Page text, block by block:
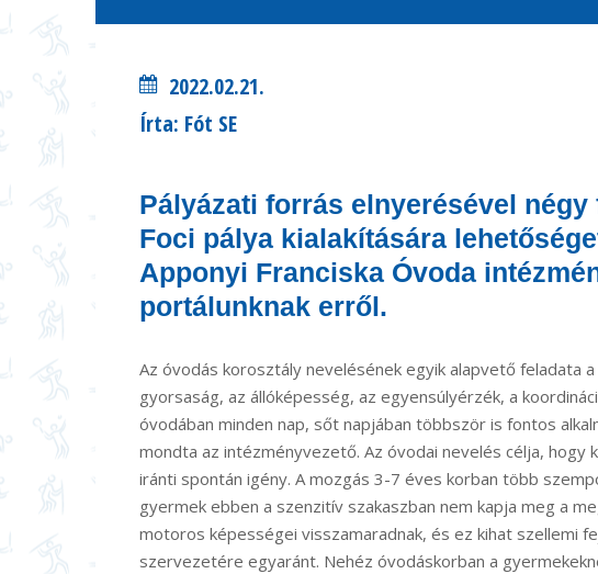
2022.02.21.
Írta: Fót SE
Pályázati forrás elnyerésével
Foci pálya kialakítására
Apponyi Franciska Óvoda
portálunknak erről.
Az óvodás korosztály nevelésének egyik alapvető feladata
gyorsaság, az állóképesség, az egyensúlyérzék, a
óvodában minden nap, sőt napjában többször is fontos
mondta az intézményvezető. Az óvodai nevelés célja, hogy
iránti spontán igény. A mozgás 3-7 éves korban több
gyermek ebben a szenzitív szakaszban nem kapja meg a
motoros képességei visszamaradnak, és ez kihat szellemi
szervezetére egyaránt. Nehéz óvodáskorban a